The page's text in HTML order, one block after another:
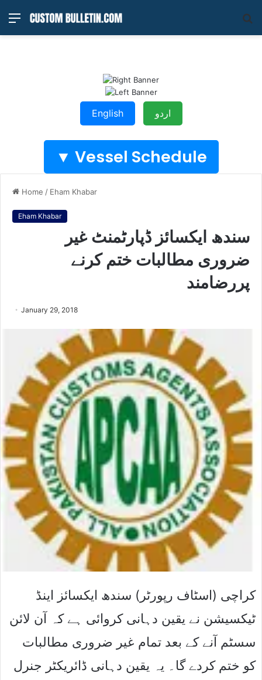
Menu
English اردو
Vessel Schedule ▼
Home / Eham Khabar
Eham Khabar
سندھ ایکسائز ڈپارٹمنٹ غیر
ضروری مطالبات ختم کرنے
پررضامند
January 29, 2018
کراچی (اسٹاف رپورٹر) سندھ ایکسائز اینڈ
ٹیکسیشن نے یقین دہانی کروائی ہے کہ آن لائن
سسٹم آنے کے بعد تمام غیر ضروری مطالبات
کو ختم کردے گا۔ یہ یقین دہانی ڈائریکٹر جنرل